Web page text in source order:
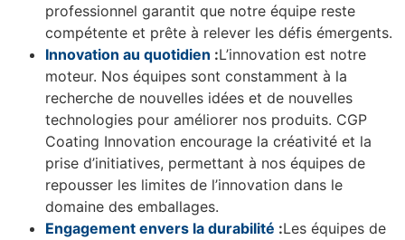
professionnel garantit que notre équipe reste
compétente et prête à relever les défis émergents.
Innovation au quotidien :L’innovation est notre
moteur. Nos équipes sont constamment à la
recherche de nouvelles idées et de nouvelles
technologies pour améliorer nos produits. CGP
Coating Innovation encourage la créativité et la
prise d’initiatives, permettant à nos équipes de
repousser les limites de l’innovation dans le
domaine des emballages.
Engagement envers la durabilité :Les équipes de